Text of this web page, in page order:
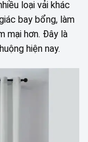
loại vải khác
bay bổng, làm
mại hơn. Đây là
hiện nay.